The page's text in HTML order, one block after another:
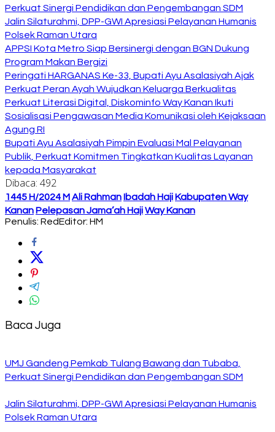
Perkuat Sinergi Pendidikan dan Pengembangan SDM
Jalin Silaturahmi, DPP-GWI Apresiasi Pelayanan Humanis
Polsek Raman Utara
APPSI Kota Metro Siap Bersinergi dengan BGN Dukung
Program Makan Bergizi
Peringati HARGANAS Ke-33, Bupati Ayu Asalasiyah Ajak
Perkuat Peran Ayah Wujudkan Keluarga Berkualitas
Perkuat Literasi Digital, Diskominfo Way Kanan Ikuti
Sosialisasi Pengawasan Media Komunikasi oleh Kejaksaan
Agung RI
Bupati Ayu Asalasiyah Pimpin Evaluasi Mal Pelayanan
Publik, Perkuat Komitmen Tingkatkan Kualitas Layanan
kepada Masyarakat
Dibaca: 492
1445 H/2024 MAli Rahman Ibadah Haji Kabupaten Way
Kanan Pelepasan Jama’ah HajiWay Kanan
Penulis: RedEditor: HM
Baca Juga
UMJ Gandeng Pemkab Tulang Bawang dan Tubaba,
Perkuat Sinergi Pendidikan dan Pengembangan SDM
Jalin Silaturahmi, DPP-GWI Apresiasi Pelayanan Humanis
Polsek Raman Utara